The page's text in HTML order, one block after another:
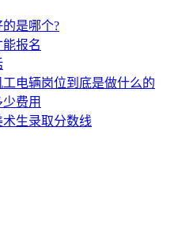
是哪个?
报名
电辆岗位到底是做什么的
费用
术生录取分数线